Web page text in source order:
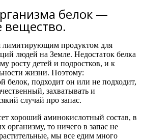
белок —
вещество.
лимитирующим продуктом для
людей на Земле. Недостаток белка
росту детей и подростков, и к
жизни. Поэтому:
белок, подходит он или не подходит,
захватывать и
случай про запас.
хороший аминокислотный состав, в
организму, то ничего в запас не
мы все едим много